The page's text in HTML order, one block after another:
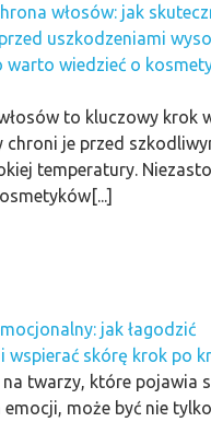
włosów: jak
uszkodzeniami
warto wiedzieć o
to kluczowy krok
chroni je przed
temperatury.
jak łagodzić
wspierać skórę krok po
na twarzy, które pojawia
może być nie tylko